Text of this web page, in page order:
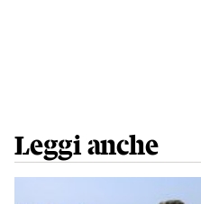
Leggi anche